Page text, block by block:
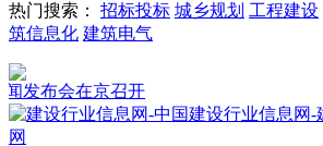
热门搜索： 招标投标 城乡规划 工程建设
筑信息化 建筑电气
会在京召开